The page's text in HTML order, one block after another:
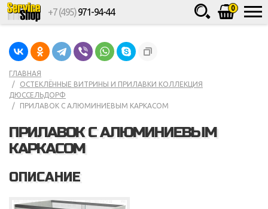
0
+7 (495)971-94-44
ГЛАВНАЯ
ОСТЕКЛЁННЫЕ ВИТРИНЫ И ПРИЛАВКИ КОЛЛЕКЦИЯ
ДЮССЕЛЬДОРФ
ПРИЛАВОК С АЛЮМИНИЕВЫМ КАРКАСОМ
ПРИЛАВОК С АЛЮМИНИЕВЫМ
КАРКАСОМ
ОПИСАНИЕ